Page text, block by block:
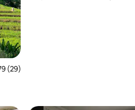
promedio: 4,79 de 5. 29
(29)